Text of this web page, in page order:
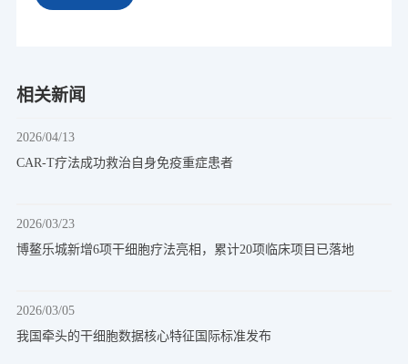
相关新闻
2026/04/13
CAR-T疗法成功救治自身免疫重症患者
2026/03/23
博鳌乐城新增6项干细胞疗法亮相，累计20项临床项目已落地
2026/03/05
我国牵头的干细胞数据核心特征国际标准发布